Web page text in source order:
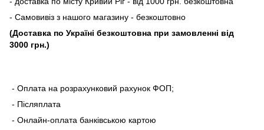
- Самовивіз з нашого магазину - безкоштовно
(Доставка по Україні безкоштовна при замовленні від
3000 грн.)
- Оплата на розрахунковий рахунок ФОП;
- Післяплата
- Онлайн-оплата банківською картою